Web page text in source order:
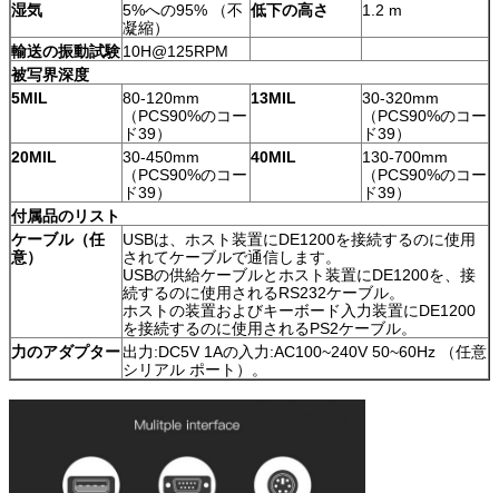
湿気
5%への95% （不
凝縮）
低下の高さ 1.2 m
輸送の振動試験10H@125RPM
被写界深度
5MIL
80-120mm
（PCS90%のコー
ド39）
13MIL
30-320mm
（PCS90%のコー
ド39）
20MIL
30-450mm
（PCS90%のコー
ド39）
40MIL
130-700mm
（PCS90%のコー
ド39）
付属品のリスト
ケーブル（任
意）
USBは、ホスト装置にDE1200を接続するのに使用
されてケーブルで通信します。
USBの供給ケーブルとホスト装置にDE1200を、接
続するのに使用されるRS232ケーブル。
ホストの装置およびキーボード入力装置にDE1200
を接続するのに使用されるPS2ケーブル。
力のアダプター出力:DC5V 1Aの入力:AC100~240V 50~60Hz （任意
シリアル ポート）。